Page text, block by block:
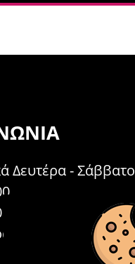
Δευτέρα - Σάββατο